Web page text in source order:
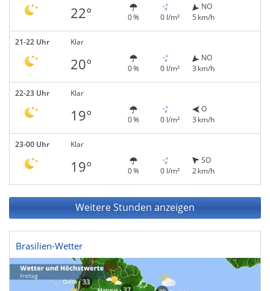
22° 0 % 0 l/m²
NO
5 km/h
21-22 Uhr Klar
20° 0 % 0 l/m²
NO
3 km/h
22-23 Uhr Klar
19° 0 % 0 l/m²
O
3 km/h
23-00 Uhr Klar
19° 0 % 0 l/m²
SO
2 km/h
Weitere Stunden anzeigen
Brasilien-Wetter